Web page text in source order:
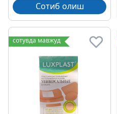
Сотиб олиш
сотувда мавжуд